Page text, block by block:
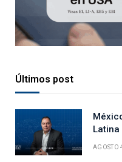
Últimos post
Latina
AGOSTO